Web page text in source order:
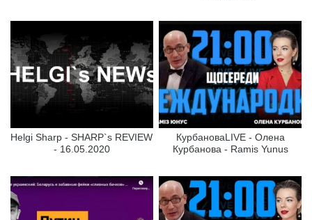
Helgi Sharp - SHARP`s REVIEW
- 16.05.2020
КурбановаLIVE - Олена
Курбанова - Ramis Yunus